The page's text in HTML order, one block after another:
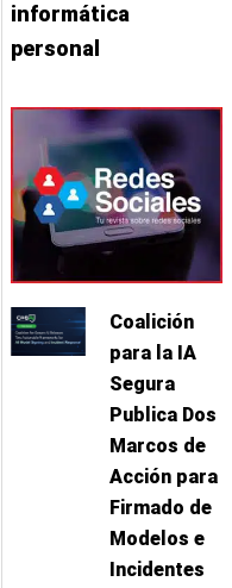
informática
personal
Coalición
para la IA
Segura
Publica Dos
Marcos de
Acción para
Firmado de
Modelos e
Incidentes